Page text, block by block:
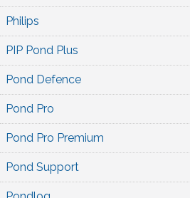
Philips
PIP Pond Plus
Pond Defence
Pond Pro
Pond Pro Premium
Pond Support